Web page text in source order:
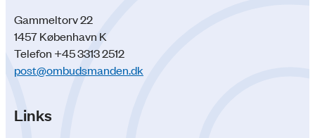
Gammeltorv 22
1457 København K
Telefon +45 3313 2512
post@ombudsmanden.dk
Links